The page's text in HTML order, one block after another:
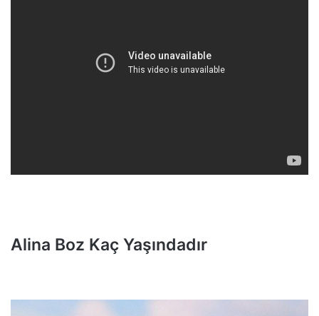
Alina Boz Kaç Yaşındadır